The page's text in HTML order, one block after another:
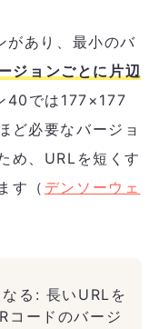
があり、最小のバ
ジョンごとに片辺
40では177×177
ど必要なバージョ
め、URLを短くす
す（ デンソーウェ
る: 長いURLを
コードのバージ